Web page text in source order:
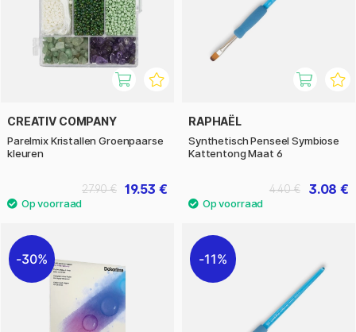
CREATIV COMPANY
Parelmix Kristallen Groenpaarse
kleuren
19.53 €
27.90 €
RAPHAËL
Synthetisch Penseel Symbiose
Kattentong Maat 6
3.08 €
4.40 €
30% 11%